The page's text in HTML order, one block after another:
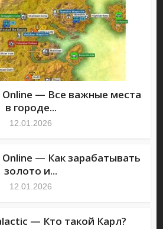
Online — Все важные места
в городе...
12.01.2026
Online — Как зарабатывать
золото и...
12.01.2026
— Кто такой Карл?